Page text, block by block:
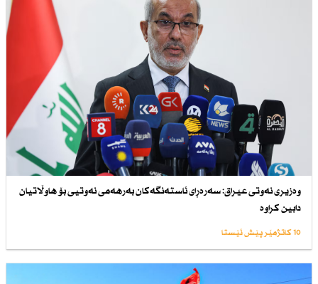
وەزیری نەوتی عیراق: سەرەڕای ئاستەنگەكان بەرهەمی نەوتیی بۆ هاوڵاتیان
دابین كراوە
10 کاتژمێر پێش ئێستا